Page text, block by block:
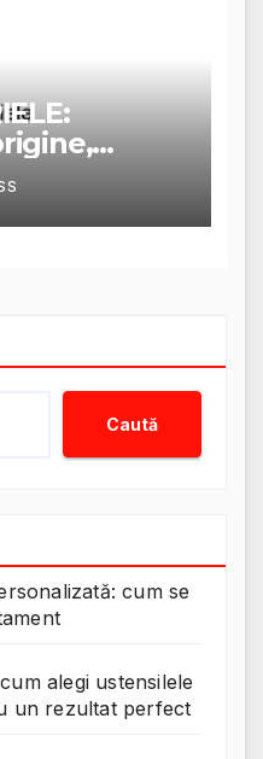
Caută
cum se
alegi ustensilele
un rezultat perfect